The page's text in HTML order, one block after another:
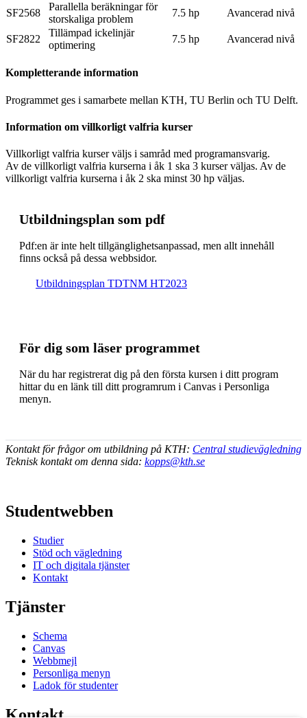
SF2568
Parallella beräkningar för
storskaliga problem
7.5 hp Avancerad nivå
SF2822
Tillämpad ickelinjär
optimering
7.5 hp Avancerad nivå
Kompletterande information
Programmet ges i samarbete mellan KTH, TU Berlin och TU Delft.
Information om villkorligt valfria kurser
Villkorligt valfria kurser väljs i samråd med programansvarig.
Av de villkorligt valfria kurserna i åk 1 ska 3 kurser väljas. Av de
villkorligt valfria kurserna i åk 2 ska minst 30 hp väljas.
Ut­bild­nings­plan som pdf
Pdf:en är inte helt till­gäng­lig­hets­an­pas­sad, men allt inne­håll
finns också på dessa webb­sidor.
Ut­bild­nings­plan TDTNM HT2023
För dig som läser programmet
När du har registrerat dig på den första kursen i ditt program
hittar du en länk till ditt programrum i Canvas i Personliga
menyn.
Kontakt för frågor om utbildning på KTH: Central studievägledning
Teknisk kontakt om denna sida: kopps@kth.se
Studentwebben
Studier
Stöd och vägledning
IT och digitala tjänster
Kontakt
Tjänster
Schema
Canvas
Webbmejl
Personliga menyn
Ladok för studenter
Kontakt